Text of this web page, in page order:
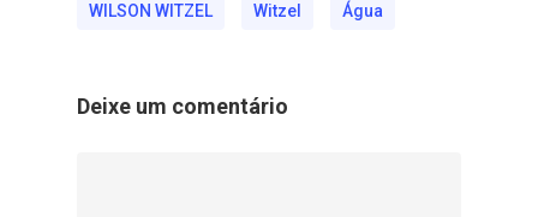
WILSON WITZEL Witzel Água
Deixe um comentário